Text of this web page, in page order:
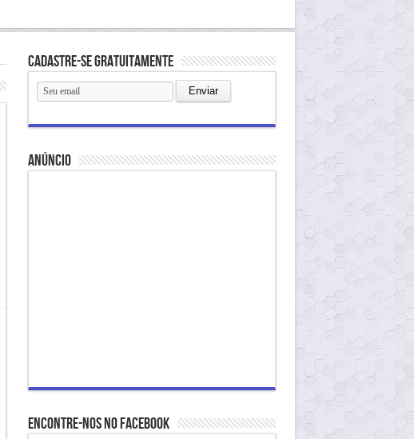
Cadastre-se gratuitamente
anúncio
Encontre-nos no Facebook